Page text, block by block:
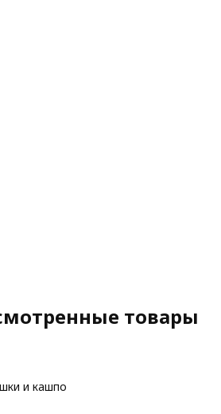
товары
и кашпо